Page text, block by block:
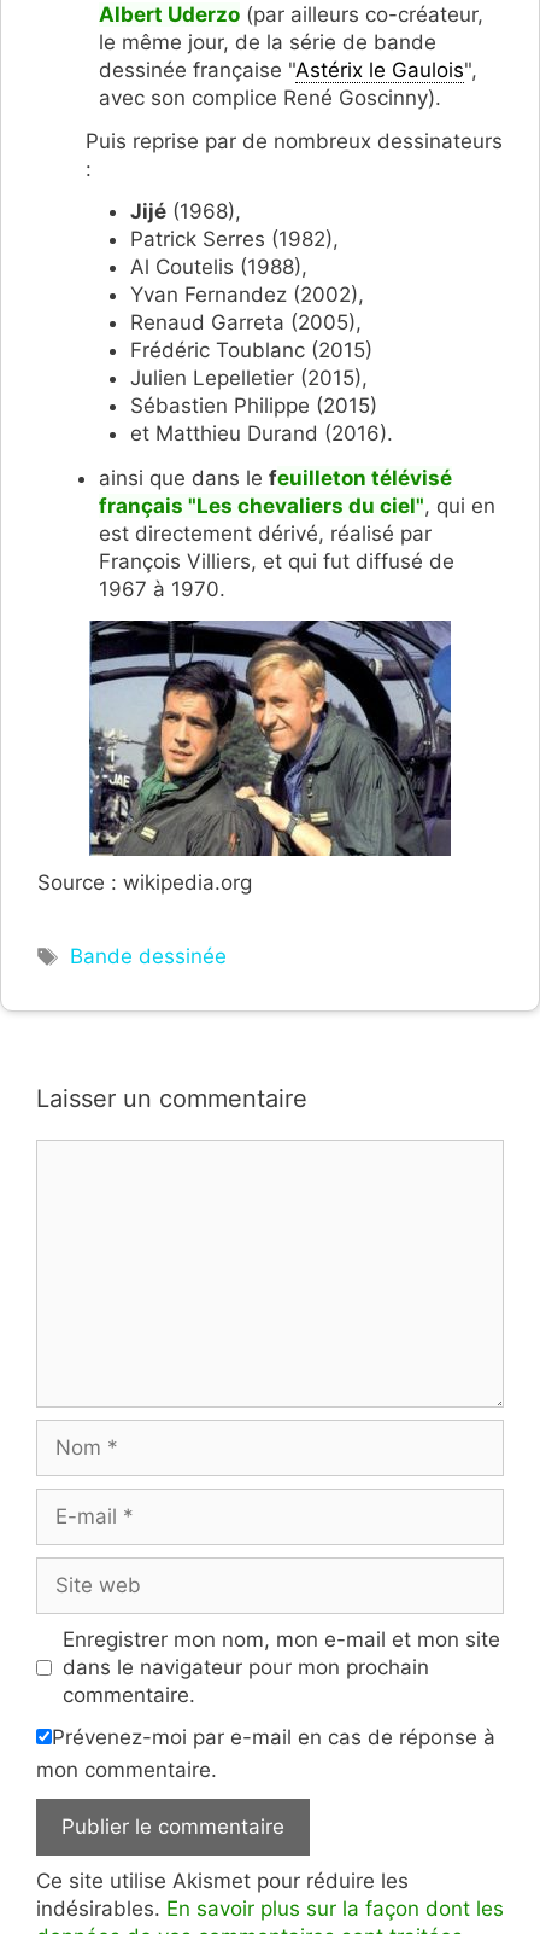
Albert Uderzo (par ailleurs co-créateur,
le même jour, de la série de bande
dessinée française "Astérix le Gaulois",
avec son complice René Goscinny).
Puis reprise par de nombreux dessinateurs
:
Jijé(1968),
Patrick Serres (1982),
Al Coutelis (1988),
Yvan Fernandez (2002),
Renaud Garreta (2005),
Frédéric Toublanc (2015)
Julien Lepelletier (2015),
Sébastien Philippe (2015)
et Matthieu Durand (2016).
ainsi que dans le feuilleton télévisé
français "Les chevaliers du ciel", qui en
est directement dérivé, réalisé par
François Villiers, et qui fut diffusé de
1967 à 1970.
Source : wikipedia.org
Étiquettes
Bande dessinée
Laisser un commentaire
mail
web
Enregistrer mon nom, mon e-mail et mon site
dans le navigateur pour mon prochain
commentaire.
Prévenez-moi par e-mail en cas de réponse à
mon commentaire.
Ce site utilise Akismet pour réduire les
indésirables. En savoir plus sur la façon dont les